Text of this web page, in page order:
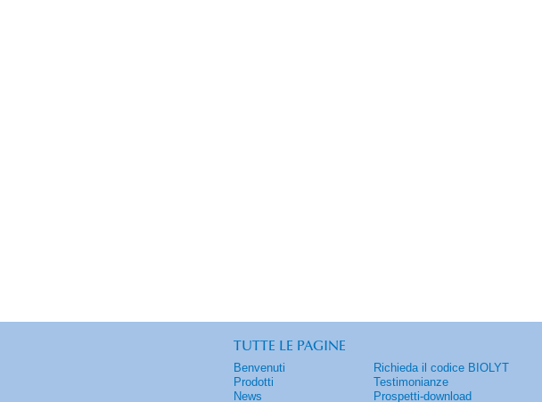
TUTTE LE PAGINE
Benvenuti
Prodotti
News
Richieda il codice BIOLYT
Testimonianze
Prospetti-download